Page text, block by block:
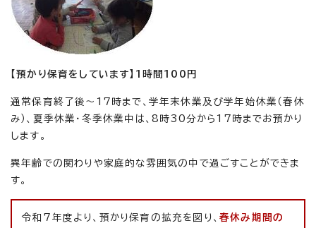
【預かり保育をしています】1時間100円
通常保育終了後～17時まで、学年末休業及び学年始休業（春休
み）、夏季休業・冬季休業中は、8時30分から17時までお預かり
します。
異年齢での関わりや家庭的な雰囲気の中で過ごすことができま
す。
令和7年度より、預かり保育の拡充を図り、 春休み期間の